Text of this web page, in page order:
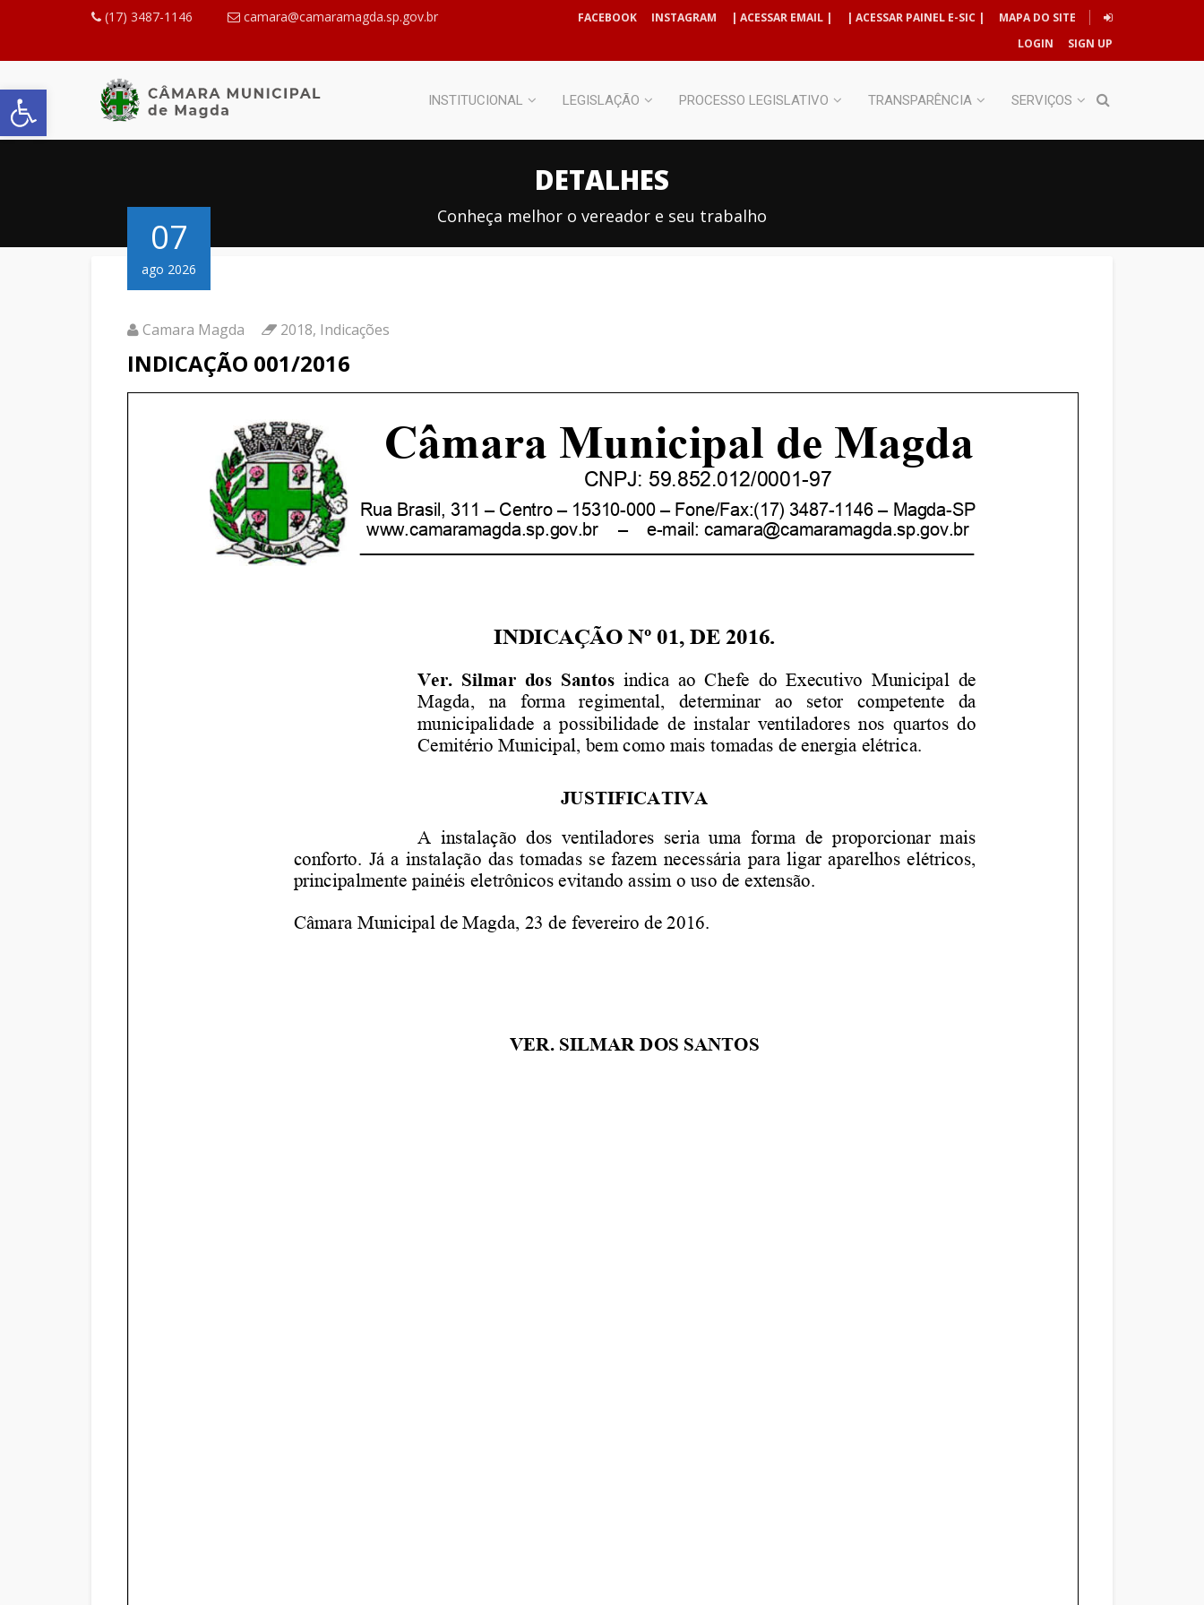
Abrir a barra de ferramentas
(17) 3487-1146 camara@camaramagda.sp.gov.br FACEBOOK INSTAGRAM | ACESSAR EMAIL | | ACESSAR PAINEL E-SIC |
MAPA DO SITE
LOGIN
SIGN UP
INSTITUCIONAL LEGISLAÇÃO PROCESSO LEGISLATIVO TRANSPARÊNCIA SERVIÇOS
DETALHES
Conheça melhor o vereador e seu trabalho
07
ago 2026
Camara Magda 2018, Indicações
INDICAÇÃO 001/2016